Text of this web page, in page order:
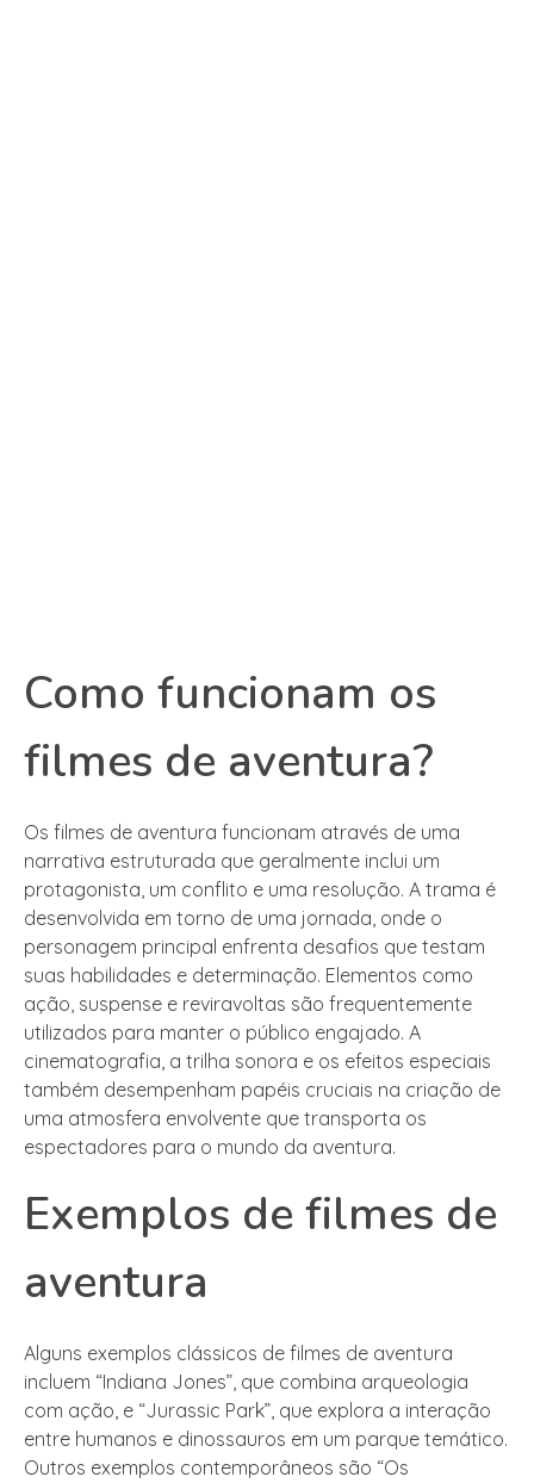
Como funcionam os
filmes de aventura?
Os filmes de aventura funcionam através de uma
narrativa estruturada que geralmente inclui um
protagonista, um conflito e uma resolução. A trama é
desenvolvida em torno de uma jornada, onde o
personagem principal enfrenta desafios que testam
suas habilidades e determinação. Elementos como
ação, suspense e reviravoltas são frequentemente
utilizados para manter o público engajado. A
cinematografia, a trilha sonora e os efeitos especiais
também desempenham papéis cruciais na criação de
uma atmosfera envolvente que transporta os
espectadores para o mundo da aventura.
Exemplos de filmes de
aventura
Alguns exemplos clássicos de filmes de aventura
incluem “Indiana Jones”, que combina arqueologia
com ação, e “Jurassic Park”, que explora a interação
entre humanos e dinossauros em um parque temático.
Outros exemplos contemporâneos são “Os